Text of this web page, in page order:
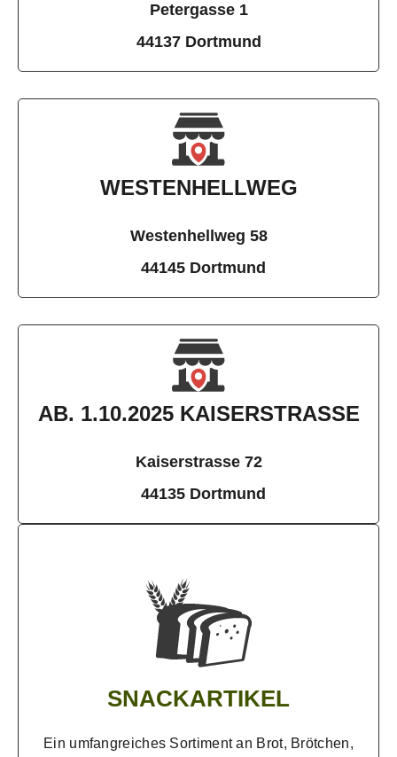
Petergasse 1
44137 Dortmund
WESTENHELLWEG
Westenhellweg 58
44145 Dortmund
AB. 1.10.2025 KAISERSTRASSE
Kaiserstrasse 72
44135 Dortmund
SNACKARTIKEL
Ein umfangreiches Sortiment an Brot, Brötchen,